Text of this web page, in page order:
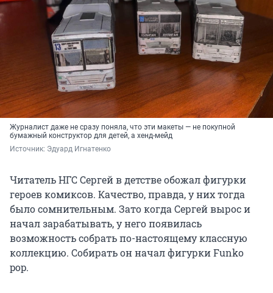
Журналист даже не сразу поняла, что эти макеты — не покупной
бумажный конструктор для детей, а хенд-мейд
Источник: Эдуард Игнатенко
Читатель НГС Сергей в детстве обожал фигурки
героев комиксов. Качество, правда, у них тогда
было сомнительным. Зато когда Сергей вырос и
начал зарабатывать, у него появилась
возможность собрать по-настоящему классную
коллекцию. Собирать он начал фигурки Funko
pop.